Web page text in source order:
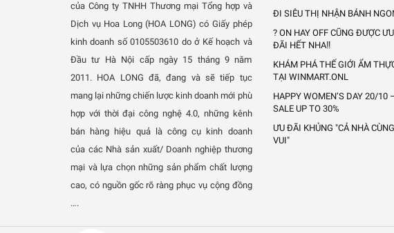
của Công ty TNHH Thương mại Tổng hợp và
Dịch vụ Hoa Long (HOA LONG) có Giấy phép
kinh doanh số 0105503610 do ở Kế hoạch và
Đầu tư Hà Nội cấp ngày 15 tháng 9 năm
2011. HOA LONG đã, đang và sẽ tiếp tục
mang lại những chiến lược kinh doanh mới phù
hợp với thời đại công nghệ 4.0, những kênh
bán hàng hiệu quả là công cụ kinh doanh
của các Nhà sản xuất/ Doanh nghiệp thương
mại và lựa chọn những sản phẩm chất lượng
cao, có nguồn gốc rõ ràng phục vụ cộng đồng
….
ĐI SIÊU THỊ NHẬN BÁNH
? ON HAY OFF CŨNG ĐƯỢC ƯU
ĐÃI HẾT NHA‼
KHÁM PHÁ THẾ GIỚI ẨM
TẠI WINMART.ONL
HAPPY WOMEN’S DAY 20/10
SALE UP TO 30%
ƯU ĐÃI KHỦNG "CẢ NHÀ CÙNG
VUI"